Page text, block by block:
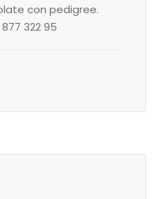
con pedigree.
322 95